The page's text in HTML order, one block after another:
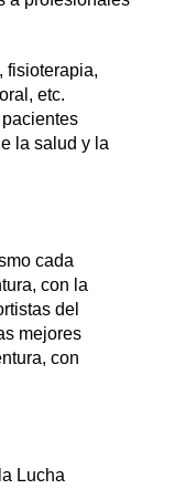
fisioterapia,
etc.
la salud y la
cada
con la
del
mejores
con
Lucha